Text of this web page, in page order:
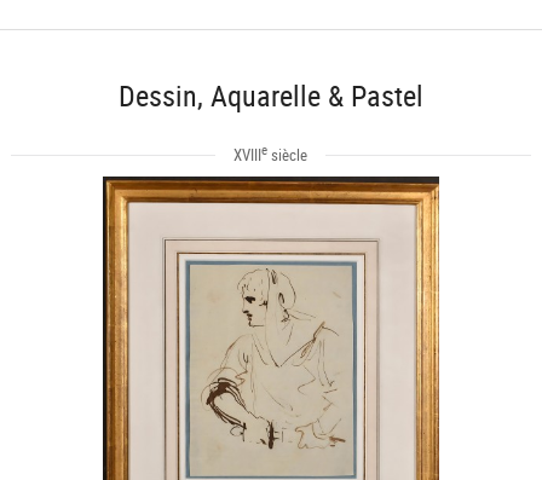
Dessin, Aquarelle & Pastel
XVIIIe siècle